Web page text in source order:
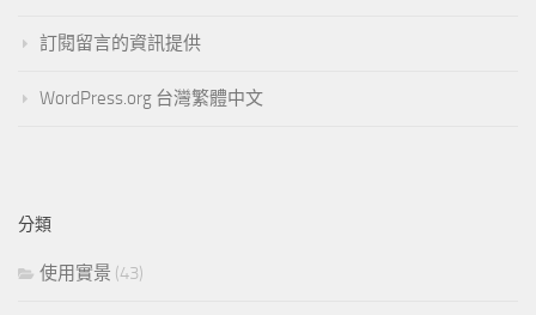
訂閱留言的資訊提供
WordPress.org 台灣繁體中文
分類
使用實景 (43)